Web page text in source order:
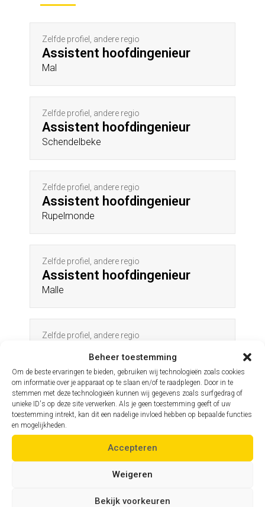
Beheer toestemming
Om de beste ervaringen te bieden, gebruiken wij technologieën zoals cookies
om informatie over je apparaat op te slaan en/of te raadplegen. Door in te
stemmen met deze technologieën kunnen wij gegevens zoals surfgedrag of
unieke ID's op deze site verwerken. Als je geen toestemming geeft of uw
toestemming intrekt, kan dit een nadelige invloed hebben op bepaalde functies
en mogelijkheden.
Accepteren
Weigeren
Bekijk voorkeuren
Zelfde profiel, andere regio
Assistent hoofdingenieur
Mal
Zelfde profiel, andere regio
Assistent hoofdingenieur
Schendelbeke
Zelfde profiel, andere regio
Assistent hoofdingenieur
Rupelmonde
Zelfde profiel, andere regio
Assistent hoofdingenieur
Malle
Zelfde profiel, andere regio
Zelfde profiel, andere regio
Assistent hoofdingenieur
Mater
Andere profielen in deze regio